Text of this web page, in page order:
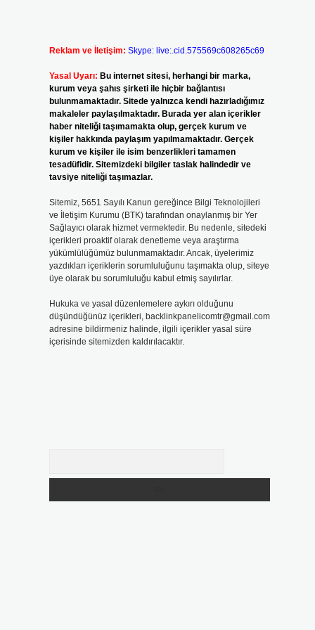
Reklam ve İletişim: Skype: live:.cid.575569c608265c69
Yasal Uyarı: Bu internet sitesi, herhangi bir marka,
kurum veya şahıs şirketi ile hiçbir bağlantısı
bulunmamaktadır. Sitede yalnızca kendi hazırladığımız
makaleler paylaşılmaktadır. Burada yer alan içerikler
haber niteliği taşımamakta olup, gerçek kurum ve
kişiler hakkında paylaşım yapılmamaktadır. Gerçek
kurum ve kişiler ile isim benzerlikleri tamamen
tesadüfidir. Sitemizdeki bilgiler taslak halindedir ve
tavsiye niteliği taşımazlar.
Sitemiz, 5651 Sayılı Kanun gereğince Bilgi Teknolojileri
ve İletişim Kurumu (BTK) tarafından onaylanmış bir Yer
Sağlayıcı olarak hizmet vermektedir. Bu nedenle, sitedeki
içerikleri proaktif olarak denetleme veya araştırma
yükümlülüğümüz bulunmamaktadır. Ancak, üyelerimiz
yazdıkları içeriklerin sorumluluğunu taşımakta olup, siteye
üye olarak bu sorumluluğu kabul etmiş sayılırlar.
Hukuka ve yasal düzenlemelere aykırı olduğunu
düşündüğünüz içerikleri, backlinkpanelicomtr@gmail.com
adresine bildirmeniz halinde, ilgili içerikler yasal süre
içerisinde sitemizden kaldırılacaktır.